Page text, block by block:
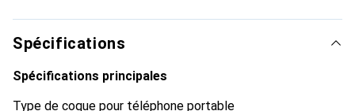
qualité, la marque Noreve est un choix fiable pour une
clientèle exigeante.
Spécifications
Spécifications principales
Type de coque pour téléphone portable